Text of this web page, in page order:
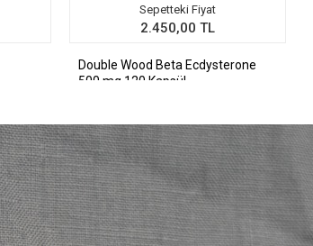
Sepetteki Fiyat
2.450,00 TL
Double Wood Beta Ecdysterone
500 mg 120 Kapsül